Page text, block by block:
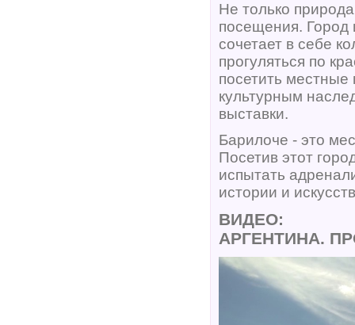
Не только
посещения. Город
сочетает в себе
прогуляться по
посетить местные
культурным
выставки.
Барилоче - это
Посетив этот
испытать
истории и
ВИДЕО:
АРГЕНТИНА.